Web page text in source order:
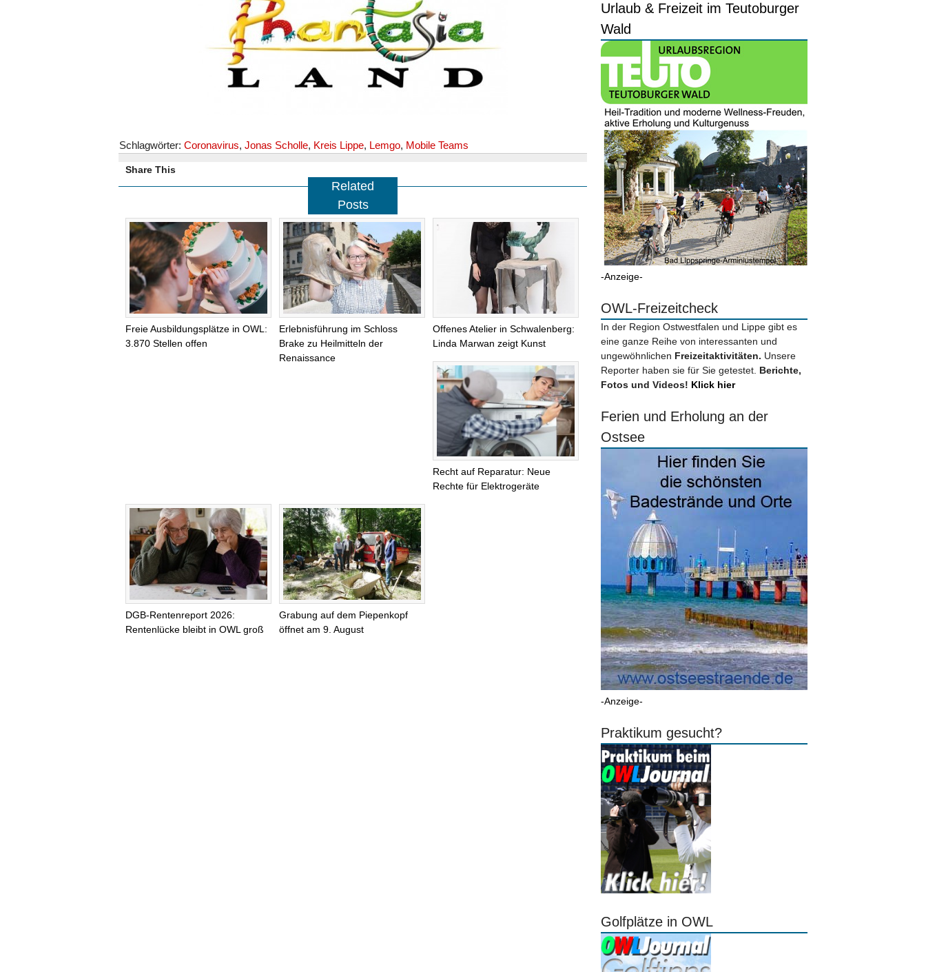
Schlagwörter: Coronavirus, Jonas Scholle, Kreis Lippe, Lemgo, Mobile Teams
Share This
Related
Posts
Freie Ausbildungsplätze in OWL:
3.870 Stellen offen
Erlebnisführung im Schloss
Brake zu Heilmitteln der
Renaissance
Offenes Atelier in Schwalenberg:
Linda Marwan zeigt Kunst
Recht auf Reparatur: Neue
Rechte für Elektrogeräte
DGB-Rentenreport 2026:
Rentenlücke bleibt in OWL groß
Grabung auf dem Piepenkopf
öffnet am 9. August
Urlaub & Freizeit im Teutoburger
Wald
-Anzeige-
OWL-Freizeitcheck
In der Region Ostwestfalen und Lippe gibt es
eine ganze Reihe von interessanten und
ungewöhnlichen Freizeitaktivitäten. Unsere
Reporter haben sie für Sie getestet. Berichte,
Fotos und Videos! Klick hier
Ferien und Erholung an der
Ostsee
-Anzeige-
Praktikum gesucht?
Golfplätze in OWL